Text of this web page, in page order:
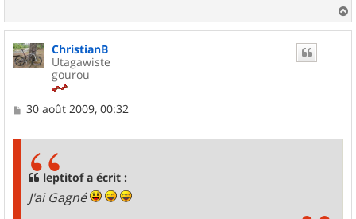
a
ChristianB
Utagawiste
gourou
M
30 août 2009, 00:32
leptitof a écrit :
J'ai Gagné